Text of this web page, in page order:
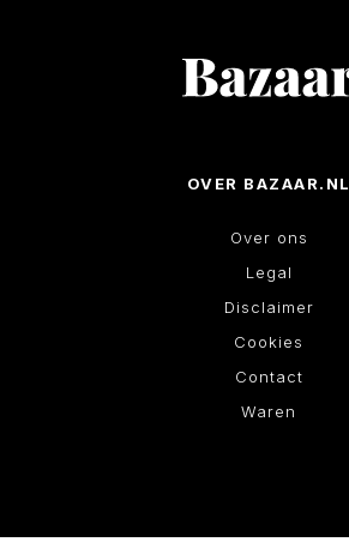
OVER BAZAAR.NL
Over ons
Legal
Disclaimer
Cookies
Contact
Waren